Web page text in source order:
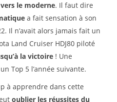
le moderne. Il faut dire
a fait sensation à son
Il n’avait alors jamais fait un
Land Cruiser HDJ80 piloté
la victoire ! Une
Top 5 l’année suivante.
à apprendre dans cette
oublier les réussites du